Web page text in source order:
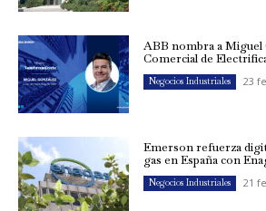
ABB nombra a
Comercial de
Negocios Industriales 23
Emerson refuerza
gas en España con
Negocios Industriales 21